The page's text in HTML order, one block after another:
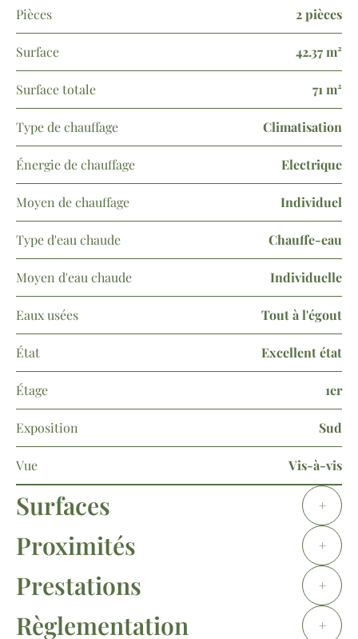
Pièces 2 pièces
Surface 42.37 m²
Surface totale 71 m²
Type de chauffage Climatisation
Énergie de chauffage Electrique
Moyen de chauffage Individuel
Type d'eau chaude Chauffe-eau
Moyen d'eau chaude Individuelle
Eaux usées Tout à l'égout
État Excellent état
Étage 1er
Exposition Sud
Vue Vis-à-vis
Surfaces +
Proximités +
Prestations +
Règlementation +